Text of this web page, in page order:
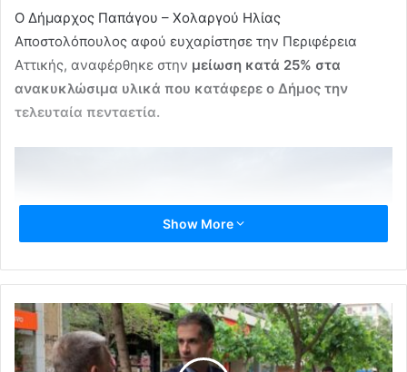
Ο Δήμαρχος Παπάγου – Χολαργού Ηλίας
Αποστολόπουλος αφού ευχαρίστησε την Περιφέρεια
Αττικής, αναφέρθηκε στην μείωση κατά 25% στα
ανακυκλώσιμα υλικά που κατάφερε ο Δήμος την
τελευταία πενταετία.
Show More